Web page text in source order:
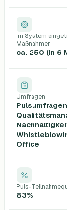
Im System
Maßnahmen
ca. 250 (in 6
Umfragen
Office
Puls-
83%